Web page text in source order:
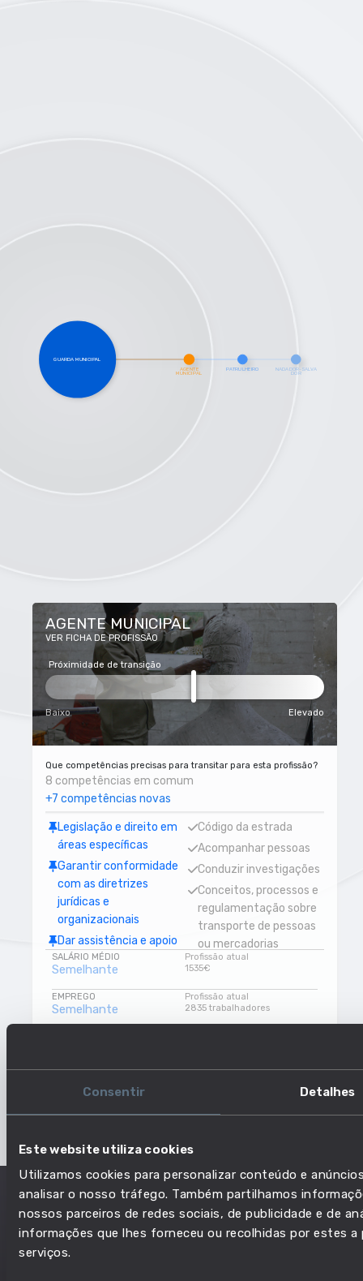
Consentir Detalhes
Este website utiliza cookies
Utilizamos cookies para personalizar conteúdo e
analisar o nosso tráfego. Também partilhamos
nossos parceiros de redes sociais, de publicidade e de
informações que lhes forneceu ou recolhidas por estes
serviços.
AGENTE MUNICIPAL
VER FICHA DE PROFISSÃO
Próximidade de transição
Baixo Elevado
Que competências precisas para transitar para esta profissão?
8 competências em comum
+7 competências novas
Legislação e direito em
áreas específicas
Garantir conformidade
com as diretrizes
jurídicas e
organizacionais
Dar assistência e apoio
aos colegas de trabalho
canais de comunicação
Aplicação da lei
Código da estrada
Acompanhar pessoas
Conduzir investigações
Conceitos, processos e
regulamentação sobre
transporte de pessoas
ou mercadorias
Manter e fazer aplicar
Ciências da terra
Interagir com outros
SALÁRIO MÉDIO
Semelhante
Profissão atual
1535€
EMPREGO
Semelhante
Profissão atual
2835 trabalhadores
Semelhante